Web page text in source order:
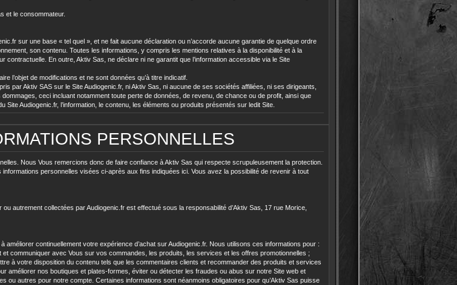
et le consommateur.
sur une base « tel quel », et ne fait aucune déclaration ou n’accorde aucune garantie de quelque ordre
son contenu. Toutes les informations, y compris les mentions relatives à la disponibilité et à la
contractuelle. En outre, Aktiv Sas, ne déclare ni ne garantit que l’information accessible via le Site
l’objet de modifications et ne sont données qu’à titre indicatif.
par Aktiv SAS sur le Site Audiogenic.fr, ni Aktiv Sas, ni aucune de ses sociétés affiliées, ni ses dirigeants,
ceci incluant notamment toute perte de données, de revenu, de chance ou de profit, ainsi que
Audiogenic.fr, l’information, le contenu, les éléments ou produits présentés sur ledit Site.
PERSONNELLES
Nous Vous remercions donc de faire confiance à Aktiv Sas qui respecte scrupuleusement la protection.
personnelles visées ci-après aux fins indiquées ici. Vous avez la possibilité de revenir à tout
autrement collectées par Audiogenic.fr est effectué sous la responsabilité d’Aktiv Sas, 17 rue Morice,
continuellement votre expérience d’achat sur Audiogenic.fr. Nous utilisons ces informations pour :
communiquer avec Vous sur vos commandes, les produits, les services et les offres promotionnelles ;
à votre disposition du contenu tels que les commentaires clients et recommander des produits et services
améliorer nos boutiques et plates-formes, éviter ou détecter les fraudes ou abus sur notre Site web et
ou autres pour notre compte. Certaines informations sont néanmoins obligatoires pour qu’Aktiv Sas puisse